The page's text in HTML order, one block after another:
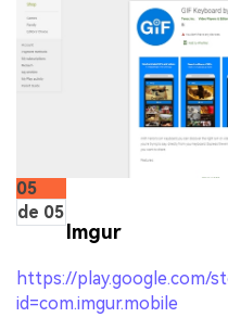
05
de 05
Imgur
https://play.google.com/
id=com.imgur.mobile